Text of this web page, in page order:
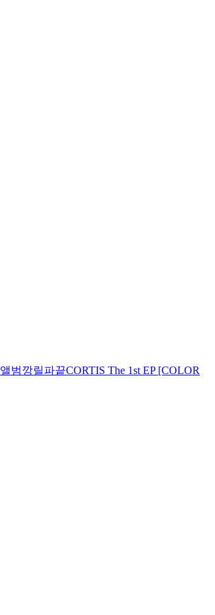
앨범깡릴파끝CORTIS The 1st EP [COLOR